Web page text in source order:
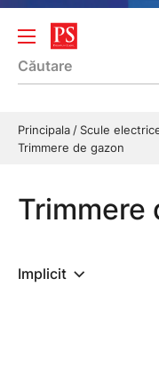
Principala Scule
Trimmere de gazon
Trimmere
Implicit